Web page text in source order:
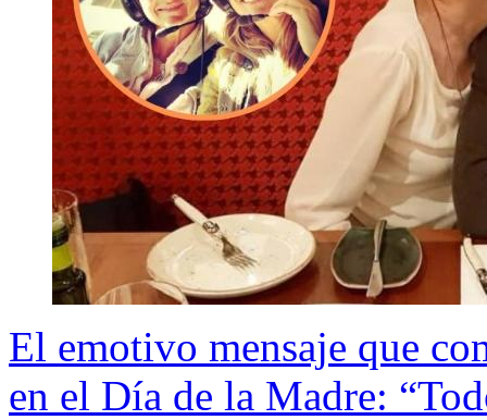
El emotivo mensaje que
en el Día de la Madre: